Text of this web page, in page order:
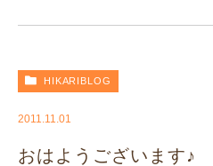
HIKARIBLOG
2011.11.01
おはようございます♪